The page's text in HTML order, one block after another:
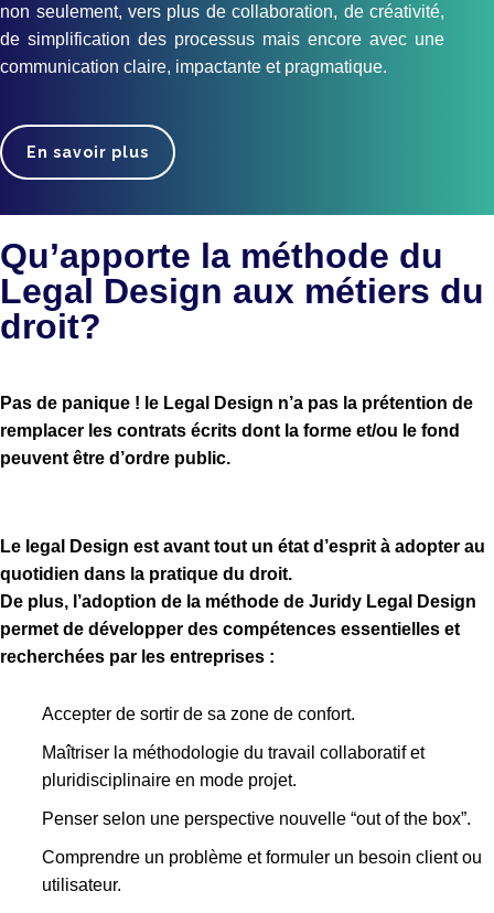
non seulement, vers plus de collaboration, de créativité,
de simplification des processus mais encore avec une
communication claire, impactante et pragmatique.
En savoir plus
Qu’apporte la méthode du
Legal Design aux métiers du
droit?
Pas de panique ! le Legal Design n’a pas la prétention de
remplacer les contrats écrits dont la forme et/ou le fond
peuvent être d’ordre public.
Le legal Design est avant tout un état d’esprit à adopter au
quotidien dans la pratique du droit.
De plus, l’adoption de la méthode de Juridy Legal Design
permet de développer des compétences essentielles et
recherchées par les entreprises :
Accepter de sortir de sa zone de confort.
Maîtriser la méthodologie du travail collaboratif et
pluridisciplinaire en mode projet.
Penser selon une perspective nouvelle “out of the box”.
Comprendre un problème et formuler un besoin client ou
utilisateur.